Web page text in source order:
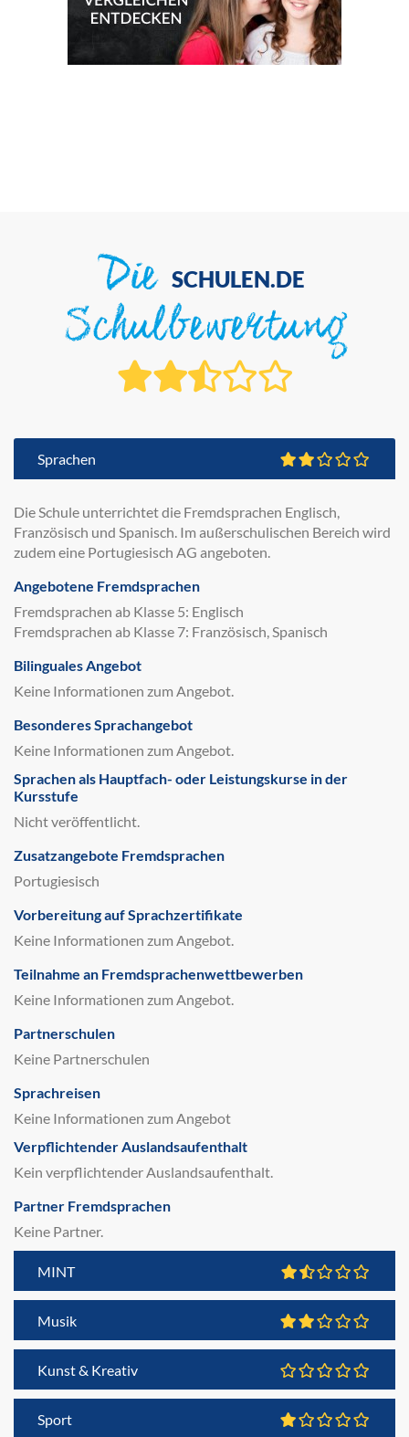
Die SCHULEN.DE
Schulbewertung
Sprachen
Die Schule unterrichtet die Fremdsprachen Englisch,
Französisch und Spanisch. Im außerschulischen Bereich wird
zudem eine Portugiesisch AG angeboten.
Angebotene Fremdsprachen
Fremdsprachen ab Klasse 5: Englisch
Fremdsprachen ab Klasse 7: Französisch, Spanisch
Bilinguales Angebot
Keine Informationen zum Angebot.
Besonderes Sprachangebot
Keine Informationen zum Angebot.
Sprachen als Hauptfach- oder Leistungskurse in der
Kursstufe
Nicht veröffentlicht.
Zusatzangebote Fremdsprachen
Portugiesisch
Vorbereitung auf Sprachzertifikate
Keine Informationen zum Angebot.
Teilnahme an Fremdsprachenwettbewerben
Keine Informationen zum Angebot.
Partnerschulen
Keine Partnerschulen
Sprachreisen
Keine Informationen zum Angebot
Verpflichtender Auslandsaufenthalt
Kein verpflichtender Auslandsaufenthalt.
Partner Fremdsprachen
Keine Partner.
MINT
Musik
Kunst & Kreativ
Sport